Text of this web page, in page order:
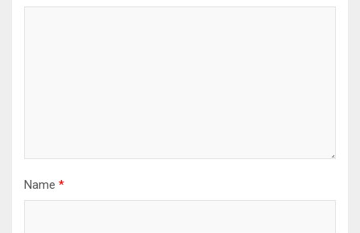
Name *